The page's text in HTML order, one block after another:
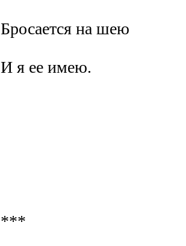
Бросается на шею
И я ее имею.
***